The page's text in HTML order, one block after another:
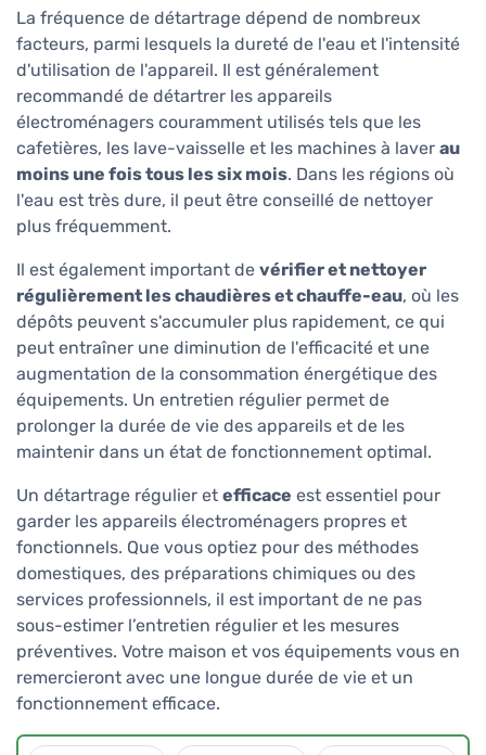
La fréquence de détartrage dépend de nombreux
facteurs, parmi lesquels la dureté de l'eau et l'intensité
d'utilisation de l'appareil. Il est généralement
recommandé de détartrer les appareils
électroménagers couramment utilisés tels que les
cafetières, les lave-vaisselle et les machines à laver au
moins une fois tous les six mois. Dans les régions où
l'eau est très dure, il peut être conseillé de nettoyer
plus fréquemment.
Il est également important de vérifier et nettoyer
régulièrement les chaudières et chauffe-eau, où les
dépôts peuvent s'accumuler plus rapidement, ce qui
peut entraîner une diminution de l'efficacité et une
augmentation de la consommation énergétique des
équipements. Un entretien régulier permet de
prolonger la durée de vie des appareils et de les
maintenir dans un état de fonctionnement optimal.
Un détartrage régulier et efficace est essentiel pour
garder les appareils électroménagers propres et
fonctionnels. Que vous optiez pour des méthodes
domestiques, des préparations chimiques ou des
services professionnels, il est important de ne pas
sous-estimer l’entretien régulier et les mesures
préventives. Votre maison et vos équipements vous en
remercieront avec une longue durée de vie et un
fonctionnement efficace.